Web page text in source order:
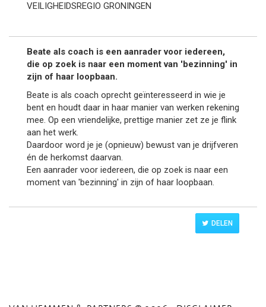
VEILIGHEIDSREGIO GRONINGEN
Beate als coach is een aanrader voor iedereen,
die op zoek is naar een moment van 'bezinning' in
zijn of haar loopbaan.
Beate is als coach oprecht geïnteresseerd in wie je
bent en houdt daar in haar manier van werken rekening
mee. Op een vriendelijke, prettige manier zet ze je flink
aan het werk.
Daardoor word je je (opnieuw) bewust van je drijfveren
én de herkomst daarvan.
Een aanrader voor iedereen, die op zoek is naar een
moment van 'bezinning' in zijn of haar loopbaan.
DELEN